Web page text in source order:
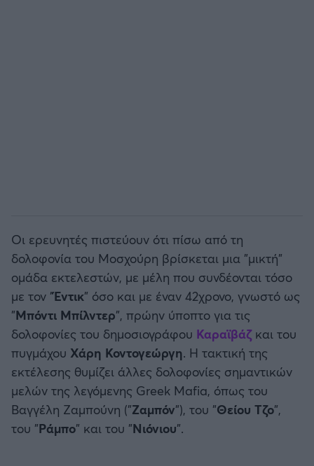
Οι ερευνητές πιστεύουν ότι πίσω από τη
δολοφονία του Μοσχούρη βρίσκεται μια "μικτή"
ομάδα εκτελεστών, με μέλη που συνδέονται τόσο
με τον "Έντικ" όσο και με έναν 42χρονο, γνωστό ως
"Μπόντι Μπίλντερ", πρώην ύποπτο για τις
δολοφονίες του δημοσιογράφου Καραϊβάζ και του
πυγμάχου Χάρη Κοντογεώργη. Η τακτική της
εκτέλεσης θυμίζει άλλες δολοφονίες σημαντικών
μελών της λεγόμενης Greek Mafia, όπως του
Βαγγέλη Ζαμπούνη ("Ζαμπόν"), του "Θείου Τζο",
του "Ράμπο" και του "Νιόνιου".